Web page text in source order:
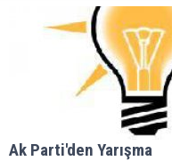
Ak Parti'den Yarışma